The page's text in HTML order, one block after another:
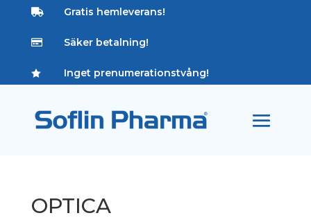
 Gratis hemleverans!
 Säker betalning!
 Inget prenumerationstvång!
OPTICA